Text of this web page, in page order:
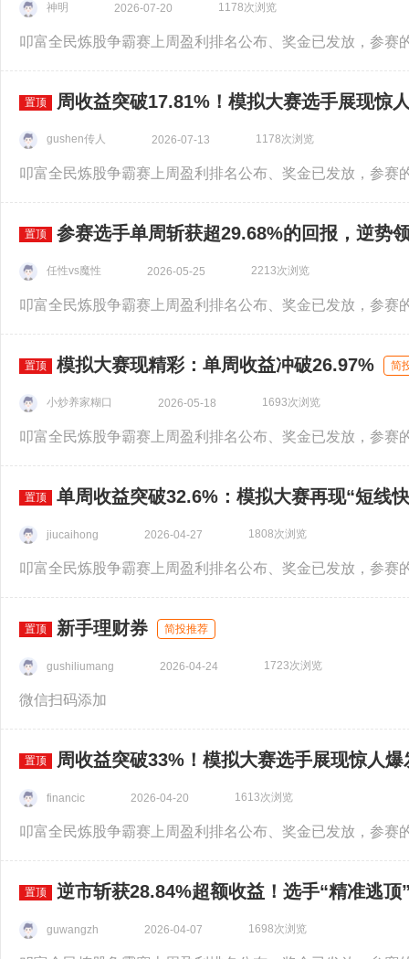
神明 2026-07-20 1178次浏览
置顶 周收益突破17.81%！模拟大赛选手展现惊
gushen传人 2026-07-13 1178次浏览
置顶 参赛选手单周斩获超29.68%的回报，逆势
任性vs魔性 2026-05-25 2213次浏览
置顶 模拟大赛现精彩：单周收益冲破26.97% 简
小炒养家糊口 2026-05-18 1693次浏览
置顶 单周收益突破32.6%：模拟大赛再现“短线
jiucaihong 2026-04-27 1808次浏览
置顶 新手理财券 简投推荐
gushiliumang 2026-04-24 1723次浏览
微信扫码添加
置顶 周收益突破33%！模拟大赛选手展现惊人爆
financic 2026-04-20 1613次浏览
置顶 逆市斩获28.84%超额收益！选手“精准逃顶
guwangzh 2026-04-07 1698次浏览